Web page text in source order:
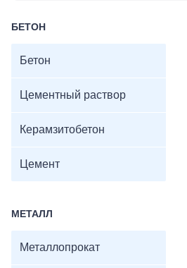
БЕТОН
Бетон
Цементный раствор
Керамзитобетон
Цемент
МЕТАЛЛ
Металлопрокат